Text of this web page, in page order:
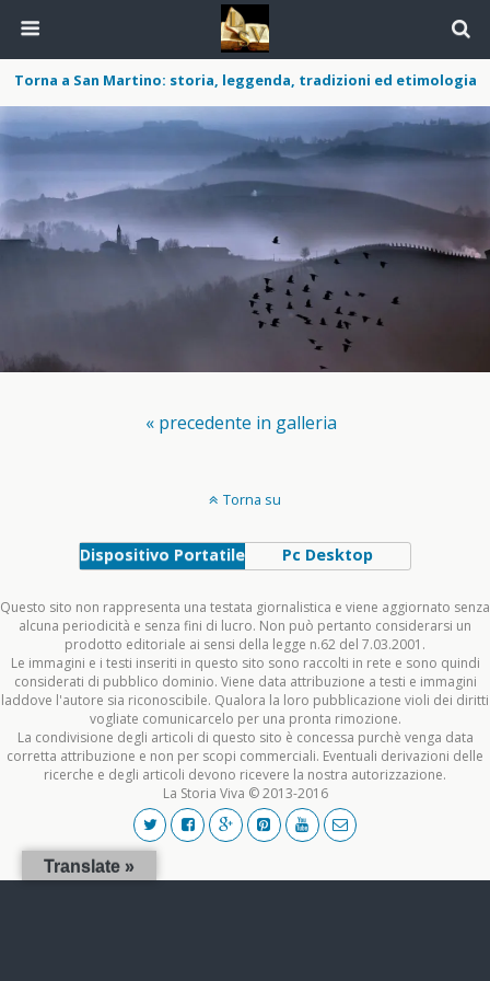
Torna a San Martino: storia, leggenda, tradizioni ed etimologia
« precedente in galleria
Torna su
Dispositivo Portatile Pc Desktop
Questo sito non rappresenta una testata giornalistica e viene aggiornato senza
alcuna periodicità e senza fini di lucro. Non può pertanto considerarsi un
prodotto editoriale ai sensi della legge n.62 del 7.03.2001.
Le immagini e i testi inseriti in questo sito sono raccolti in rete e sono quindi
considerati di pubblico dominio. Viene data attribuzione a testi e immagini
laddove l'autore sia riconoscibile. Qualora la loro pubblicazione violi dei diritti
vogliate comunicarcelo per una pronta rimozione.
La condivisione degli articoli di questo sito è concessa purchè venga data
corretta attribuzione e non per scopi commerciali. Eventuali derivazioni delle
ricerche e degli articoli devono ricevere la nostra autorizzazione.
La Storia Viva © 2013-2016
Translate »